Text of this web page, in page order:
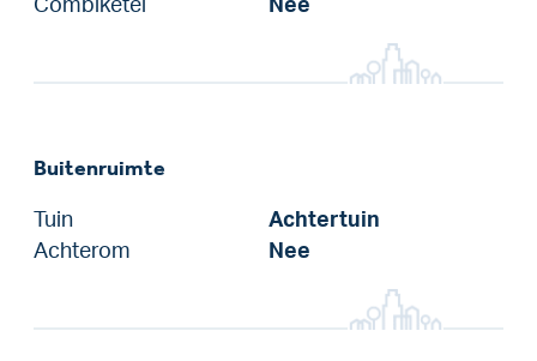
Combiketel Nee
Buitenruimte
Tuin
Achtertuin
Achterom
Nee